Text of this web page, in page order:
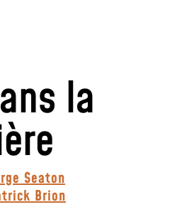
la
Seaton
Brion